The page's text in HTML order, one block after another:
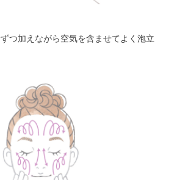
つ加えながら空気を含ませてよく泡立